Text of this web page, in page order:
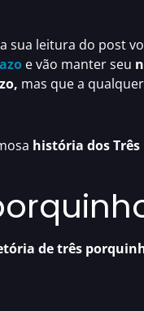
sua leitura do post
e vão manter seu
mas que a
história dos
de três